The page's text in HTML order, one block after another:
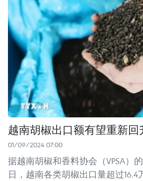
越南胡椒出口额有望重新回
01/09/2024 07:00
据越南胡椒和香料协会（VPSA）
日，越南各类胡椒出口量超过16.4